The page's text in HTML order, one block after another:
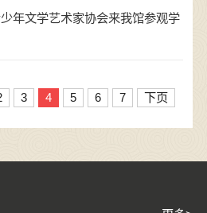
年文学艺术家协会来我馆参观学
3 4 5 6 7 下页